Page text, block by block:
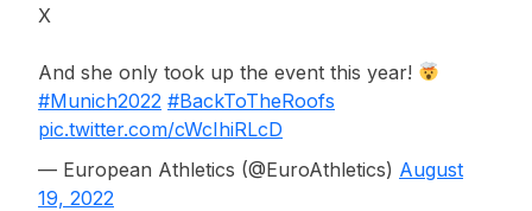
X
And she only took up the event this year!
#Munich2022 #BackToTheRoofs
pic.twitter.com/cWcIhiRLcD
— European Athletics (@EuroAthletics) August
19, 2022